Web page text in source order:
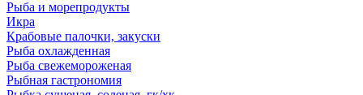
Рыба и морепродукты
Икра
Крабовые палочки, закуски
Рыба охлажденная
Рыба свежемороженая
Рыбная гастрономия